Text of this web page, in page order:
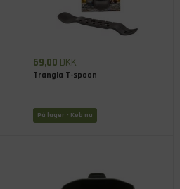
69,00 DKK
Trangia T-spoon
På lager - Køb nu